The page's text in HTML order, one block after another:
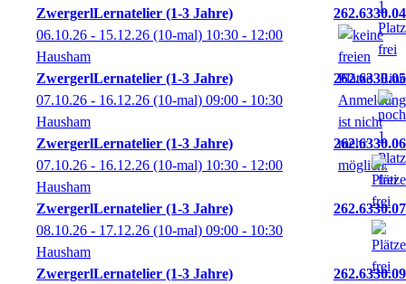
ZwergerlLernatelier (1-3 Jahre)
262.6330.04
06.10.26 - 15.12.26 (10-mal) 10:30 - 12:00
Hausham
ZwergerlLernatelier (1-3 Jahre)
262.6330.05
07.10.26 - 16.12.26 (10-mal) 09:00 - 10:30
Hausham
ZwergerlLernatelier (1-3 Jahre)
262.6330.06
07.10.26 - 16.12.26 (10-mal) 10:30 - 12:00
Hausham
ZwergerlLernatelier (1-3 Jahre)
262.6330.07
08.10.26 - 17.12.26 (10-mal) 09:00 - 10:30
Hausham
ZwergerlLernatelier (1-3 Jahre)
262.6330.09